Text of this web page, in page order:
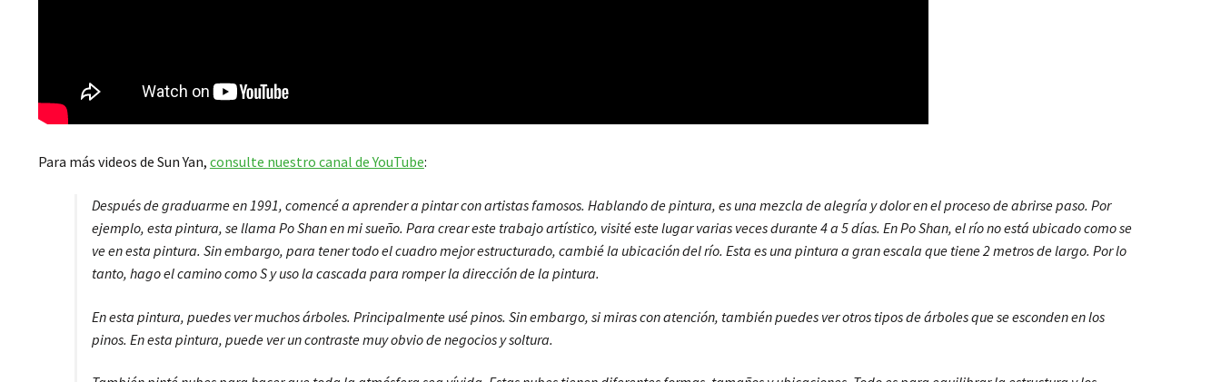
Para más videos de Sun Yan, consulte nuestro canal de YouTube:
Después de graduarme en 1991, comencé a aprender a pintar con artistas famosos. Hablando de pintura, es una mezcla de alegría y dolor en el proceso de abrirse paso. Por
ejemplo, esta pintura, se llama Po Shan en mi sueño. Para crear este trabajo artístico, visité este lugar varias veces durante 4 a 5 días. En Po Shan, el río no está ubicado como se
ve en esta pintura. Sin embargo, para tener todo el cuadro mejor estructurado, cambié la ubicación del río. Esta es una pintura a gran escala que tiene 2 metros de largo. Por lo
tanto, hago el camino como S y uso la cascada para romper la dirección de la pintura.
En esta pintura, puedes ver muchos árboles. Principalmente usé pinos. Sin embargo, si miras con atención, también puedes ver otros tipos de árboles que se esconden en los
pinos. En esta pintura, puede ver un contraste muy obvio de negocios y soltura.